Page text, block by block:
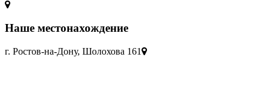
Наше местонахождение
г. Ростов-на-Дону, Шолохова 161